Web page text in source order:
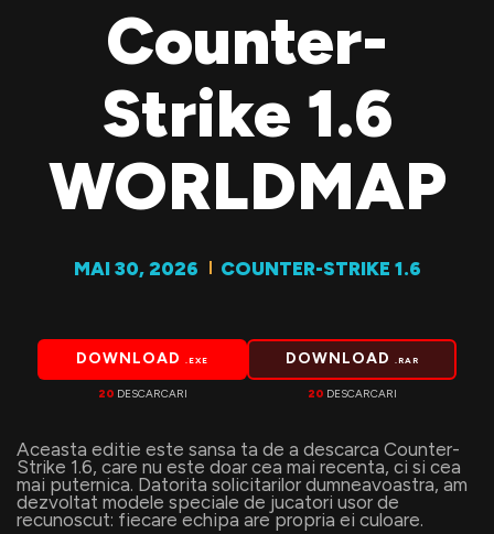
Counter-
Strike 1.6
WORLDMAP
MAI 30, 2026 COUNTER-STRIKE 1.6
DOWNLOAD .EXE
20 DESCARCARI
DOWNLOAD .RAR
20 DESCARCARI
Aceasta editie este sansa ta de a descarca Counter-
Strike 1.6, care nu este doar cea mai recenta, ci si cea
mai puternica. Datorita solicitarilor dumneavoastra, am
dezvoltat modele speciale de jucatori usor de
recunoscut: fiecare echipa are propria ei culoare.